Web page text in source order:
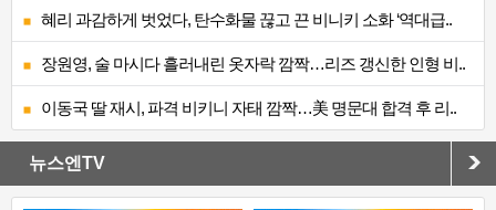
혜리 과감하게 벗었다, 탄수화물 끊고 끈 비니키 소화 ‘역대급..
장원영, 술 마시다 흘러내린 옷자락 깜짝…리즈 갱신한 인형 비..
이동국 딸 재시, 파격 비키니 자태 깜짝…美 명문대 합격 후 리..
뉴스엔TV